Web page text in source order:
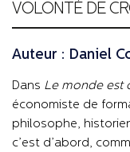
VOLONTÉ DE
Auteur : Daniel
Dans Le monde est
économiste de
philosophe,
c’est d’abord,